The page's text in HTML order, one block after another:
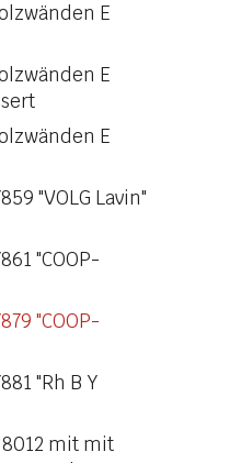
E
E
E
"VOLG Lavin"
"COOP-
"COOP-
"Rh B Y
mit mit